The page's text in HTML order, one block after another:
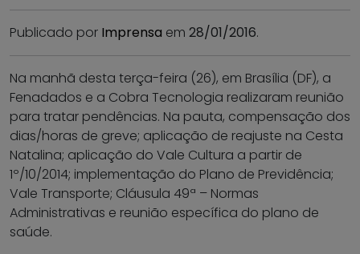
Publicado por Imprensa em 28/01/2016.
Na manhã desta terça-feira (26), em Brasília (DF), a
Fenadados e a Cobra Tecnologia realizaram reunião
para tratar pendências. Na pauta, compensação dos
dias/horas de greve; aplicação de reajuste na Cesta
Natalina; aplicação do Vale Cultura a partir de
1º/10/2014; implementação do Plano de Previdência;
Vale Transporte; Cláusula 49ª – Normas
Administrativas e reunião específica do plano de
saúde.